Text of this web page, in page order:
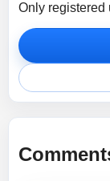
Only registered